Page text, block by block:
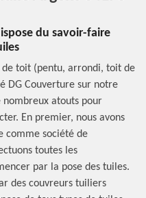
du savoir-faire
de toit (pentu, arrondi, toit de
DG Couverture sur notre
nombreux atouts pour
En premier, nous avons
comme société de
toutes les
par la pose des tuiles.
des couvreurs tuiliers